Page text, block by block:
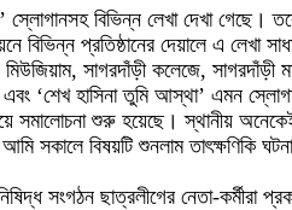
বিভিন্ন লেখা দেখা গেছে।
প্রতিষ্ঠানের দেয়ালে এ লেখা
সাগরদাঁড়ী কলেজে, সাগরদাঁড়ী
‘শেখ হাসিনা তুমি আস্থা’ এমন
সমালোচনা শুরু হয়েছে। স্থানীয়
সকালে বিষয়টি শুনলাম
সংগঠন ছাত্রলীগের নেতা-কর্মীরা